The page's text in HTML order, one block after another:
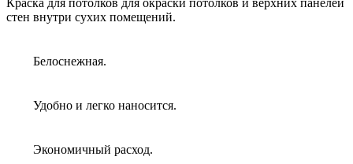
стен внутри сухих помещений.
Белоснежная.
Удобно и легко наносится.
Экономичный расход.